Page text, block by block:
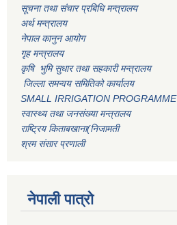
सूचना तथा संचार प्रबिधि मन्त्रालय
अर्थ मन्त्रालय
नेपाल कानुन आयोग
गृह मन्त्रालय
कृषि भुमि सुधार तथा सहकारी मन्त्रालय
जिल्ला समन्वय समितिको कार्यालय
SMALL IRRIGATION PROGRAMME
स्वास्थ्य तथा जनसंख्या मन्त्रालय
राष्ट्रिय किताबखाना(निजामती
श्रम संसार प्रणाली
नेपाली पात्रो